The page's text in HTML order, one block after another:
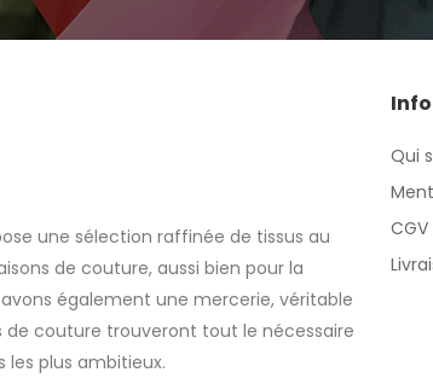
une sélection raffinée de tissus au
de couture, aussi bien pour la
également une mercerie, véritable
de couture trouveront tout le nécessaire
les plus ambitieux.
Qui
CGV